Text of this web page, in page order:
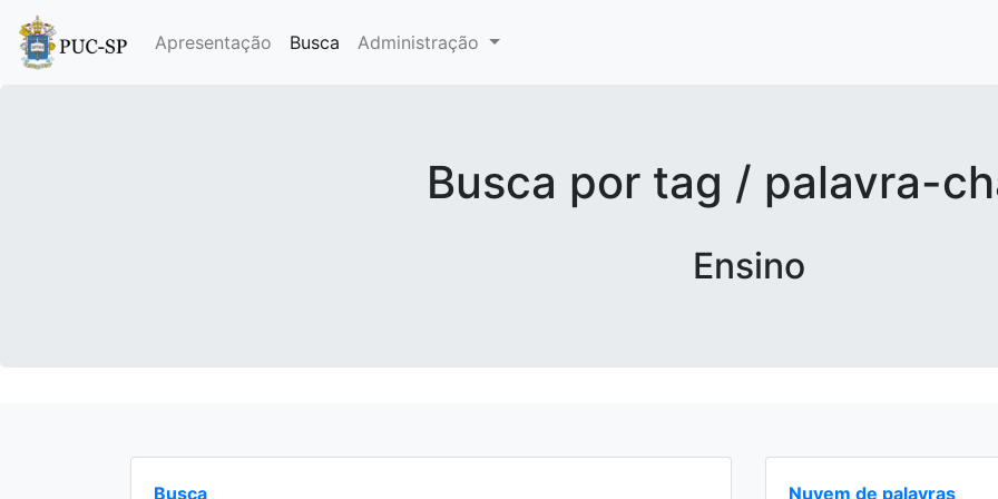
Apresentação Busca Administração
Busca por tag / palavra-
Ensino
Busca Nuvem de palavras